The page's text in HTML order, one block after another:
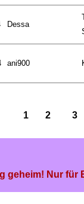
Dessa
ani900
1 2 3
geheim! Nur für